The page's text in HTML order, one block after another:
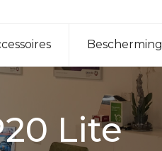
Bescherming
Lite